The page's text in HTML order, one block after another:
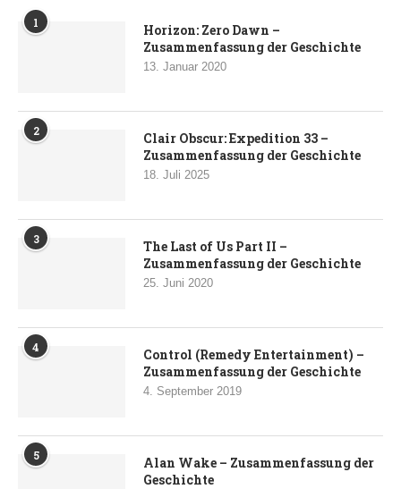
1
Horizon: Zero Dawn –
Zusammenfassung der Geschichte
13. Januar 2020
2
Clair Obscur: Expedition 33 –
Zusammenfassung der Geschichte
18. Juli 2025
3
The Last of Us Part II –
Zusammenfassung der Geschichte
25. Juni 2020
4
Control (Remedy Entertainment) –
Zusammenfassung der Geschichte
4. September 2019
5
Alan Wake – Zusammenfassung der
Geschichte